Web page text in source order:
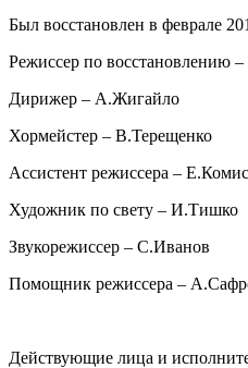
Был восстановлен в феврале
Режиссер по восстановлению
Дирижер – А.Жигайло
Хормейстер – В.Терещенко
Ассистент режиссера –
Художник по свету – И.Тишко
Звукорежиссер – С.Иванов
Помощник режиссера –
Действующие лица и